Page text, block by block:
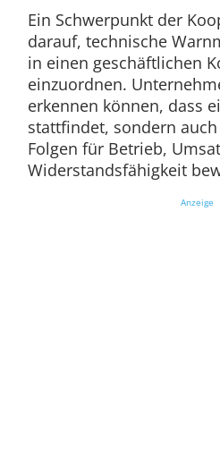
Ein Schwerpunkt der
darauf, technische
in einen geschäftlichen
einzuordnen.
erkennen können, dass
stattfindet, sondern
Folgen für Betrieb,
Widerstandsfähigkeit
Anzeige